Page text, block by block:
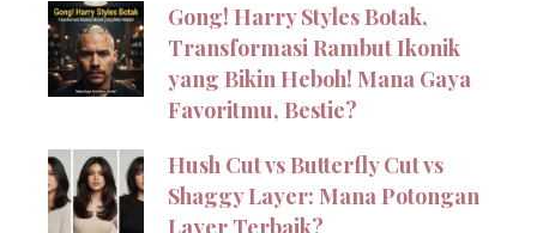
Gong! Harry Styles Botak,
Transformasi Rambut Ikonik
yang Bikin Heboh! Mana Gaya
Favoritmu, Bestie?
Hush Cut vs Butterfly Cut vs
Shaggy Layer: Mana Potongan
Layer Terbaik?